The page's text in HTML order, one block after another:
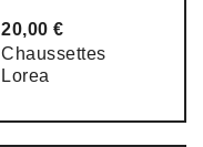
20,00 €
Chaussettes
Lorea